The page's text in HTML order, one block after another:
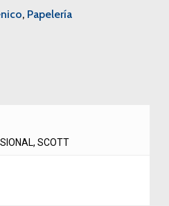
, Papelería
SCOTT